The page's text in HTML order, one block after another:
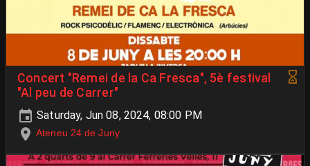
Concert "Remei de la Ca Fresca", 5è festival
"Al peu de Carrer"
Saturday, Jun 08, 2024, 08:00 PM
Ateneu 24 de Juny